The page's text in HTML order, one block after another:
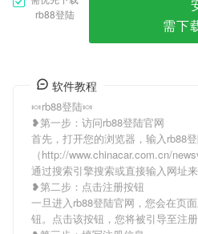
rb88登陆
需下
软件教程
🍬rb88登陆🍬
❥第一步：访问rb88登陆官网
首先，打开您的浏览器，输入rb88
（http://www.chinacar.com.cn/
通过搜索引擎搜索或直接输入网址来
❥第二步：点击注册按钮
一旦进入rb88登陆官网，您会在页
钮。点击该按钮，您将被引导至注册